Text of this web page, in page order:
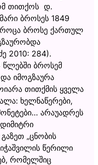
თითქოს დ.
ბროსეს 1849
როცა ბროსე ქართულ
2010: 284).
ბროსემ
იმოგზაურა
თითქმის ყველა
ხელნაწერები,
არაუადრეს
„ცნობის
წერილი
რომელშიც